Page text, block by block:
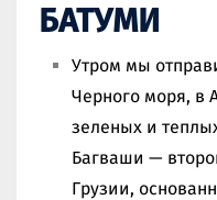
БАТУМИ
Утром мы
Черного моря, в
зеленых и
Багваши —
Грузии,